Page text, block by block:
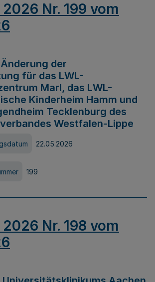
Nr. 199 vom
der
für das LWL-
Marl, das LWL-
Kinderheim Hamm und
Tecklenburg des
Westfalen-Lippe
22.05.2026
199
Nr. 198 vom